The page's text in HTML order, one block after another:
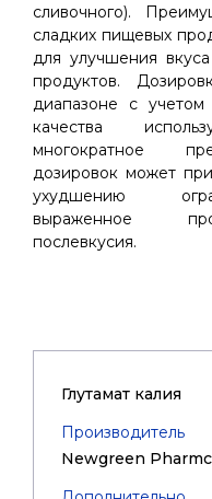
сливочного).
сладких пищевых
для улучшения
продуктов.
диапазоне с
качества
многократное
дозировок может
ухудшению
выраженное
послевкусия.
Глутамат калия
Производитель
Newgreen